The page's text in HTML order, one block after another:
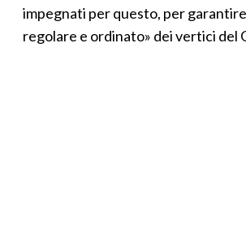
impegnati per questo, per
regolare e ordinato» dei vertici del